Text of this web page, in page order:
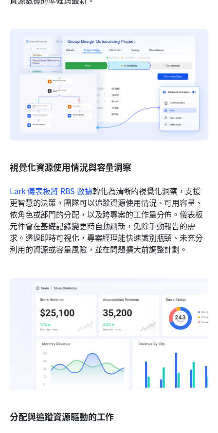
視覺化資源使用情況與容量洞察
Lark 儀表板將 RBS 數據轉化為清晰的視覺化洞察，支援
更智慧的決策。團隊可以追蹤資源使用情況、可用容量、
依角色或部門的分配，以及跨專案的工作量分佈。儀表板
元件會在基礎記錄變更時自動刷新，免除手動報告的需
求。透過即時可視化，專案經理能快速識別瓶頸、未充分
利用的資源或容量風險，並在問題擴大前調整計劃。
分配與追蹤資源驅動的工作